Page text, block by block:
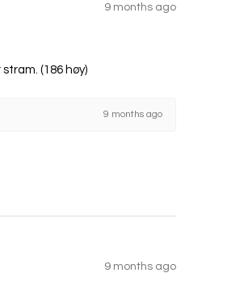
9 months ago
(186 høy)
9 months ago
9 months ago